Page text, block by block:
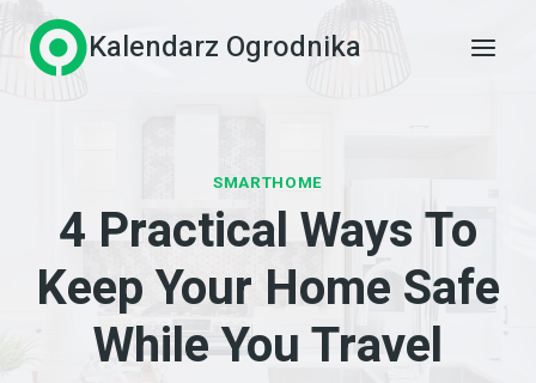
Przejdź
Kalendarz Ogrodnika
SMARTHOME
4 Practical Ways To
Keep Your Home Safe
While You Travel